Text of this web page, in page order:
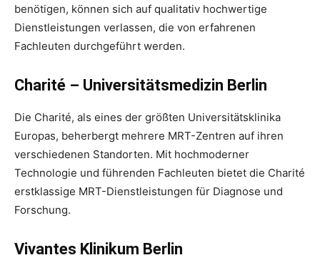
benötigen, können sich auf qualitativ hochwertige
Dienstleistungen verlassen, die von erfahrenen
Fachleuten durchgeführt werden.
Charité – Universitätsmedizin Berlin
Die Charité, als eines der größten Universitätsklinika
Europas, beherbergt mehrere MRT-Zentren auf ihren
verschiedenen Standorten. Mit hochmoderner
Technologie und führenden Fachleuten bietet die Charité
erstklassige MRT-Dienstleistungen für Diagnose und
Forschung.
Vivantes Klinikum Berlin